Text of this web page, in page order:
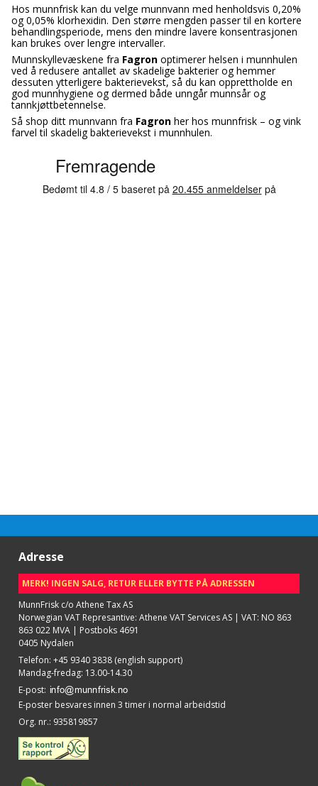
Hos munnfrisk kan du velge munnvann med henholdsvis 0,20%
og 0,05% klorhexidin. Den større mengden passer til en kortere
behandlingsperiode, mens den mindre lavere konsentrasjonen
kan brukes over lengre intervaller.
Munnskyllevæskene fra Fagron optimerer helsen i munnhulen
ved å redusere antallet av skadelige bakterier og hemmer
dessuten ytterligere bakterievekst, så du kan opprettholde en
god munnhygiene og dermed både unngår munnsår og
tannkjøttbetennelse.
Så shop ditt munnvann fra Fagron her hos munnfrisk – og vink
farvel til skadelig bakterievekst i munnhulen.
Adresse
MERK! INGEN SALG, RETUR ELLER BYTTE PÅ ADRESSEN
MunnFrisk c/o Athene Tax AS
Norwegian VAT Represantive: Athene VAT Services AS | VAT: NO 863
863 022 MVA | Postboks 4691
0405 Nydalen
Telefon: +45 9340 3838 (english support)
Mandag-fredag: 13.00-14.30
E-post:
E-poster besvares innen 3 timer i normal arbeidstid
Org. nr.: 935819857